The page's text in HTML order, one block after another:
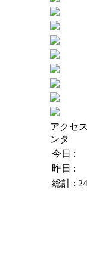
アクセ
ンタ
今日 :
昨日 :
総計 :